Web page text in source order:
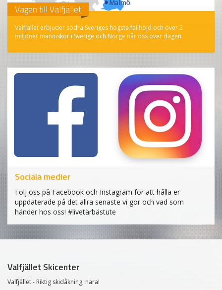
Vägen till Valfjället
Valfjället erbjuder södra Sveriges högsta fallhöjd och över 2
miljoner människor i Sverige och Norge når oss över dagen.
Sociala medier
Följ oss på Facebook och Instagram för att hålla er
uppdaterade på det allra senaste vi gör och vad som
händer hos oss! #livetärbästute
Valfjället Skicenter
Valfjället - Riktig skidåkning, nära!